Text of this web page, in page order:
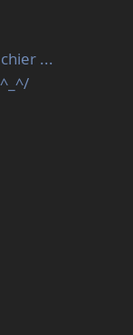
...